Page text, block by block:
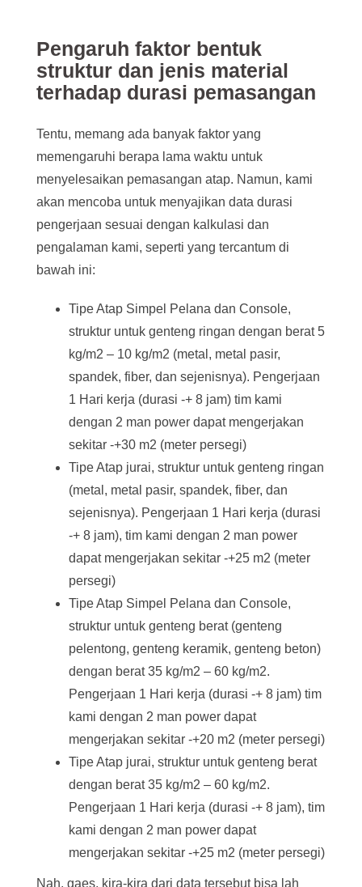
Pengaruh faktor bentuk
struktur dan jenis material
terhadap durasi pemasangan
Tentu, memang ada banyak faktor yang
memengaruhi berapa lama waktu untuk
menyelesaikan pemasangan atap. Namun, kami
akan mencoba untuk menyajikan data durasi
pengerjaan sesuai dengan kalkulasi dan
pengalaman kami, seperti yang tercantum di
bawah ini:
Tipe Atap Simpel Pelana dan Console,
struktur untuk genteng ringan dengan berat 5
kg/m2 – 10 kg/m2 (metal, metal pasir,
spandek, fiber, dan sejenisnya). Pengerjaan
1 Hari kerja (durasi -+ 8 jam) tim kami
dengan 2 man power dapat mengerjakan
sekitar -+30 m2 (meter persegi)
Tipe Atap jurai, struktur untuk genteng ringan
(metal, metal pasir, spandek, fiber, dan
sejenisnya). Pengerjaan 1 Hari kerja (durasi
-+ 8 jam), tim kami dengan 2 man power
dapat mengerjakan sekitar -+25 m2 (meter
persegi)
Tipe Atap Simpel Pelana dan Console,
struktur untuk genteng berat (genteng
pelentong, genteng keramik, genteng beton)
dengan berat 35 kg/m2 – 60 kg/m2.
Pengerjaan 1 Hari kerja (durasi -+ 8 jam) tim
kami dengan 2 man power dapat
mengerjakan sekitar -+20 m2 (meter persegi)
Tipe Atap jurai, struktur untuk genteng berat
dengan berat 35 kg/m2 – 60 kg/m2.
Pengerjaan 1 Hari kerja (durasi -+ 8 jam), tim
kami dengan 2 man power dapat
mengerjakan sekitar -+25 m2 (meter persegi)
Nah, gaes, kira-kira dari data tersebut bisa lah